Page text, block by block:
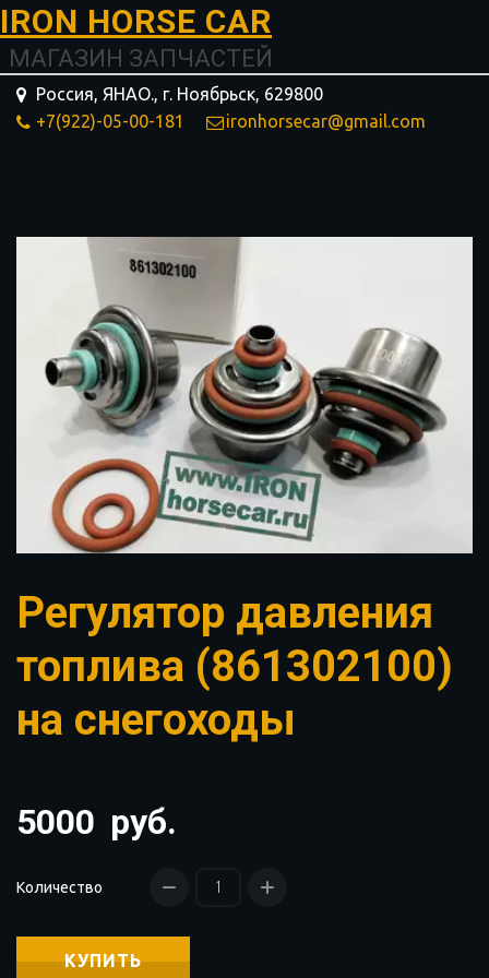
I­­RON HORSE ­­­­­­CAR
МАГАЗИН ЗАПЧАСТЕЙ
Россия, ЯНАО., г. Ноябрьск, 629800
+7(922)-05-00-181
ironhorsecar@gmail.com
Регулятор давления
топлива (861302100)
на снегоходы
5000 руб.
Количество
КУПИТЬ